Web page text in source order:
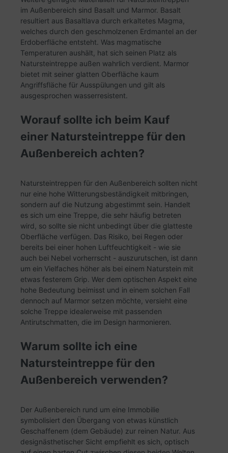
im Außenbereich sind Basalt und Marmor. Basalt
resultiert aus Basaltlava durch erkaltetes Magma,
welches durch den geschmolzenen Erdmantel an der
Erdoberfläche entsteht. Was magmatische
Temperaturen aushält, hat sich seinen Platz als
Natursteintreppe außen wahrlich verdient. Marmor
bietet mit seiner glatten Oberfläche kaum
Angriffsfläche für Ausspülungen und gilt als
ausgesprochen wasserresistent.
Worauf sollte ich beim Kauf
einer Natursteintreppe für den
Außenbereich achten?
Natursteintreppen für den Außenbereich sollten nicht
nur eine hohe Witterungsbeständigkeit mitbringen,
sondern auf die Nutzung abgestimmt sein. Handelt
es sich um eine Treppe, die sehr häufig betreten
wird, so sollte sie nicht unbedingt über die glatteste
Oberfläche verfügen. Das Risiko, bei Regen oder
bereits bei einer hohen Luftfeuchtigkeit - wie sie
auch bei Nebel vorherrscht - auszurutschen, ist dann
um ein Vielfaches höher als bei einem Naturstein mit
etwas festerem Grip. Wer dem optischen Aspekt eine
hohe Bedeutung beimisst und in einem solchen Fall
dennoch auf Marmor setzen möchte, versieht eine
solche Treppe idealerweise mit passenden
Antirutschmatten, die im Design harmonieren.
Warum sollte ich eine
Natursteintreppe für den
Außenbereich verwenden?
Der Außenbereich rund um eine Immobilie
symbolisiert den Übergang von etwas künstlich
Geschaffenem (dem Gebäude) zur reinen Natur. Aus
designästhetischer Sicht empfiehlt es sich, optisch